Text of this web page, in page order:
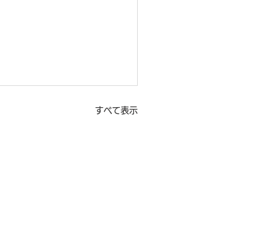
すべて表示